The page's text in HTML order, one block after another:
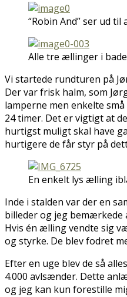
“Robin And” ser ud
Alle tre ællinger i
Vi startede rundturen på
Der var frisk halm, som
lamperne men enkelte
24 timer. Det er vigtigt at
hurtigst muligt skal have
hurtigere de får styr på
En enkelt lys ælling
Inde i stalden var der en
billeder og jeg bemærkede
Hvis én ælling vendte sig
og styrke. De blev fodret
Efter en uge blev de så
4.000 avlsænder. Dette
og jeg kan kun forestille